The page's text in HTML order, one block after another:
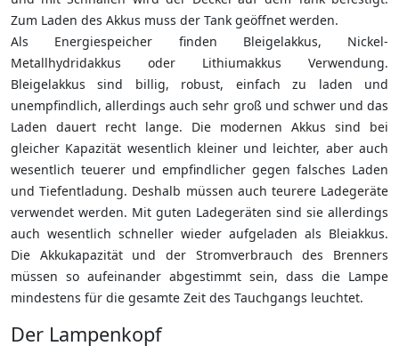
Zum Laden des Akkus muss der Tank geöffnet werden.
Als Energiespeicher finden Bleigelakkus, Nickel-
Metallhydridakkus oder Lithiumakkus Verwendung.
Bleigelakkus sind billig, robust, einfach zu laden und
unempfindlich, allerdings auch sehr groß und schwer und das
Laden dauert recht lange. Die modernen Akkus sind bei
gleicher Kapazität wesentlich kleiner und leichter, aber auch
wesentlich teuerer und empfindlicher gegen falsches Laden
und Tiefentladung. Deshalb müssen auch teurere Ladegeräte
verwendet werden. Mit guten Ladegeräten sind sie allerdings
auch wesentlich schneller wieder aufgeladen als Bleiakkus.
Die Akkukapazität und der Stromverbrauch des Brenners
müssen so aufeinander abgestimmt sein, dass die Lampe
mindestens für die gesamte Zeit des Tauchgangs leuchtet.
Der Lampenkopf